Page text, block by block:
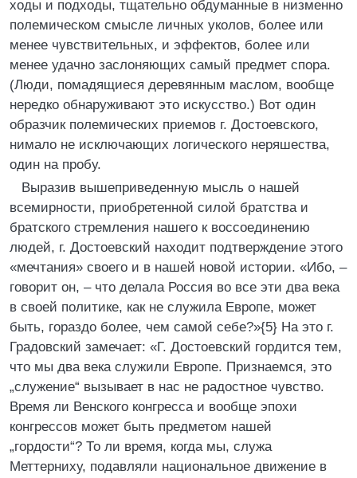
ходы и подходы, тщательно обдуманные в низменно
полемическом смысле личных уколов, более или
менее чувствительных, и эффектов, более или
менее удачно заслоняющих самый предмет спора.
(Люди, помадящиеся деревянным маслом, вообще
нередко обнаруживают это искусство.) Вот один
образчик полемических приемов г. Достоевского,
нимало не исключающих логического неряшества,
один на пробу.
Выразив вышеприведенную мысль о нашей
всемирности, приобретенной силой братства и
братского стремления нашего к воссоединению
людей, г. Достоевский находит подтверждение этого
«мечтания» своего и в нашей новой истории. «Ибо, –
говорит он, – что делала Россия во все эти два века
в своей политике, как не служила Европе, может
быть, гораздо более, чем самой себе?»{5} На это г.
Градовский замечает: «Г. Достоевский гордится тем,
что мы два века служили Европе. Признаемся, это
„служение“ вызывает в нас не радостное чувство.
Время ли Венского конгресса и вообще эпохи
конгрессов может быть предметом нашей
„гордости“? То ли время, когда мы, служа
Меттерниху, подавляли национальное движение в